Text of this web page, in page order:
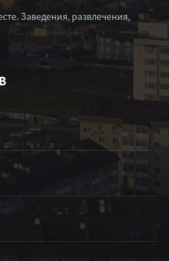
Заведения, развлечения,